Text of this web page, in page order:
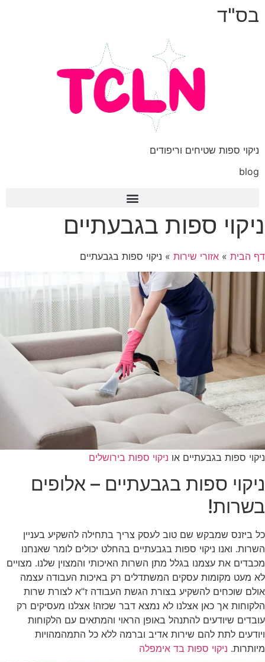
בס"ד
ניקוי ספות שטיחים וריפודים
blog
ניקוי ספות בגבעתיים
דף הבית » אזורי שירות » ניקוי ספות בגבעתיים
ניקוי ספות בגבעתיים או ניקוי ספות בירושלים
ניקוי ספות בגבעתיים – אלופים
בשרות!
כל ביזנס שמבקש שם טוב לעסק צריך בתחילה להשקיע בעניין
השרות. ואנו ניקוי ספות בגבעתיים בהחלט יכולים לומר שאנחנו
מכבדים את עצמנו בגלל מתן השרות האיכותי והמצוין שלנו. מצויים
לא מעט מקומות עסקים המשתדלים רק באיכות העבודה עצמה
אולם שוכחים להשקיע בצורת הגשת העבודה ז”א לצורת שרות
הלקוחות אך כאן אצלנו לא נמצא דבר שכזה! אצלנו מעסיקים רק
עובדים שיודעים להתנהל באופן הראוי והמתאים עם הלקוחות
ויודעים לתת להם שירות אדיב וברמה ללא כל התמהמהויות
מיותרות. ניקוי ספות בד אימפלה